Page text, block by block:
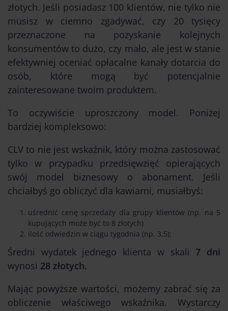
złotych. Jeśli posiadasz 100 klientów, nie tylko nie
musisz w ciemno zgadywać, czy 20 tysięcy
przeznaczone na pozyskanie kolejnych
konsumentów to dużo, czy mało, ale jest w stanie
efektywniej oceniać opłacalne kanały dotarcia do
osób, które mogą być potencjalnie
zainteresowane twoim produktem.
To oczywiście uproszczony model. Poniżej
bardziej kompleksowo:
CLV to nie jest wskaźnik, który można zastosować
tylko w przypadku przedsięwzięć opierających
swój model biznesowy o abonament. Jeśli
chciałbyś go obliczyć dla kawiarni, musiałbyś:
uśrednić cenę sprzedaży dla grupy klientów (np. na 5
kupujących może być to 8 złotych)
ilość odwiedzin w ciągu tygodnia (np. 3,5);
Średni wydatek jednego klienta w skali 7 dni
wynosi 28 złotych.
Mając powyższe wartości, możemy zabrać się za
obliczenie właściwego wskaźnika. Wystarczy